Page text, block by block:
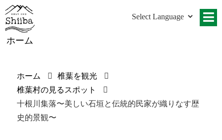
ホーム
ホーム
椎葉を観光
椎葉村の見るスポット
十根川集落〜美しい石垣と伝統的民家が織りなす歴
史的景観〜